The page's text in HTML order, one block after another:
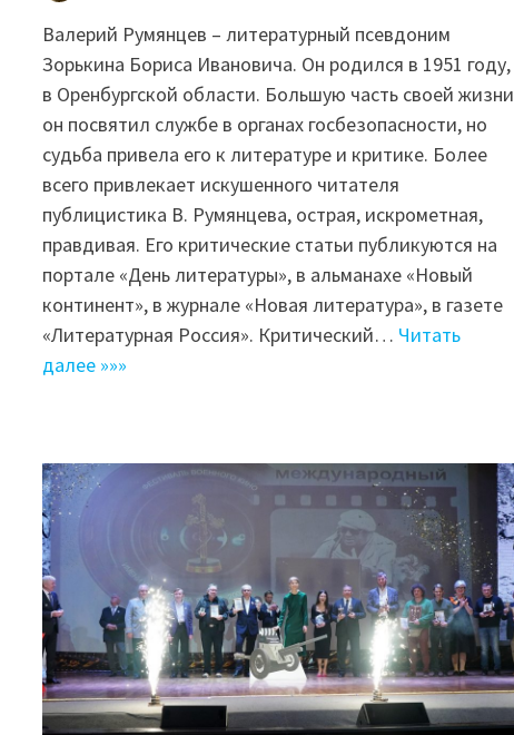
Валерий Румянцев – литературный псевдоним
Зорькина Бориса Ивановича. Он родился в 1951 году,
в Оренбургской области. Большую часть своей жизни
он посвятил службе в органах госбезопасности, но
судьба привела его к литературе и критике. Более
всего привлекает искушенного читателя
публицистика В. Румянцева, острая, искрометная,
правдивая. Его критические статьи публикуются на
портале «День литературы», в альманахе «Новый
континент», в журнале «Новая литература», в газете
«Литературная Россия». Критический… Читать
далее »»»